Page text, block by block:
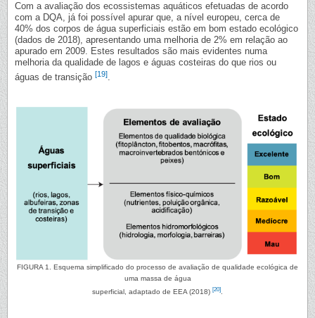
Com a avaliação dos ecossistemas aquáticos efetuadas de acordo
com a DQA, já foi possível apurar que, a nível europeu, cerca de
40% dos corpos de água superficiais estão em bom estado ecológico
(dados de 2018), apresentando uma melhoria de 2% em relação ao
apurado em 2009. Estes resultados são mais evidentes numa
melhoria da qualidade de lagos e águas costeiras do que rios ou
águas de transição [19].
FIGURA 1. Esquema simplificado do processo de avaliação de qualidade ecológica de
uma massa de água
superficial, adaptado de EEA (2018) [20]